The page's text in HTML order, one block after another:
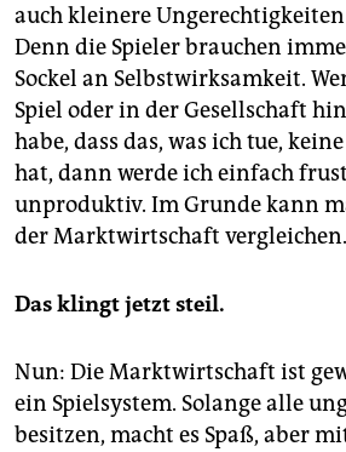
auch kleinere
Denn die Spieler brauchen
Sockel an Selbstwirksamkeit.
Spiel oder in der Gesellschaft
habe, dass das, was ich tue,
hat, dann werde ich einfach
unproduktiv. Im Grunde kann
der Marktwirtschaft vergleichen.
Das klingt jetzt steil.
Nun: Die Marktwirtschaft ist
ein Spielsystem. Solange alle
besitzen, macht es Spaß, aber